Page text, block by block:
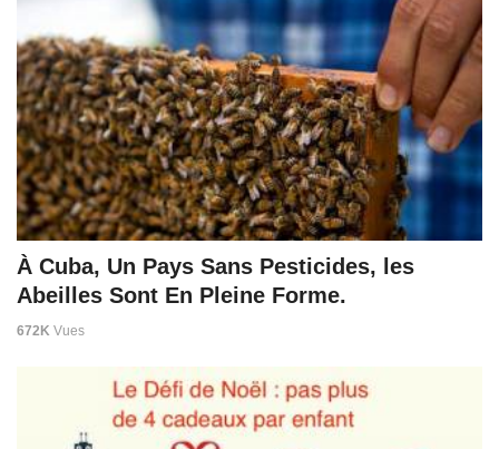
À Cuba, Un Pays Sans Pesticides, les
Abeilles Sont En Pleine Forme.
672K Vues